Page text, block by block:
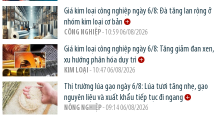
Giá kim loại công nghiệp ngày 6/8: Đà tăng lan rộng ở
nhóm kim loại cơ bản
CÔNG NGHIỆP- 10:59 06/08/2026
Giá kim loại công nghiệp ngày 6/8: Tăng giảm đan xen,
xu hướng phân hóa duy trì
KIM LOẠI - 10:47 06/08/2026
Thị trường lúa gạo ngày 6/8: Lúa tươi tăng nhẹ, gạo
nguyên liệu và xuất khẩu tiếp tục đi ngang
NÔNG NGHIỆP- 09:14 06/08/2026